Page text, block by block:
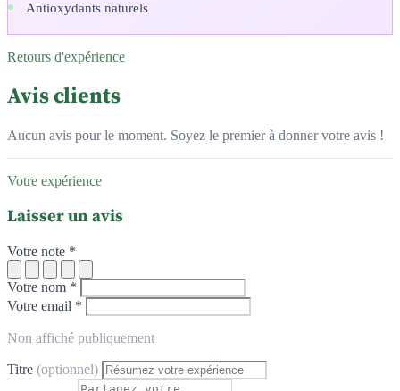
Antioxydants naturels
Retours d'expérience
Avis clients
Aucun avis pour le moment. Soyez le premier à donner votre avis !
Votre expérience
Laisser un avis
Votre note *
Votre nom *
Votre email *
Non affiché publiquement
Titre (optionnel)